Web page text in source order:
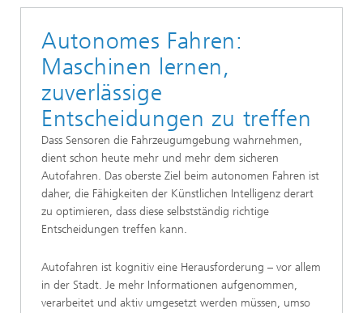
Autonomes Fahren:
Maschinen lernen,
zuverlässige
Entscheidungen zu treffen
Dass Sensoren die Fahrzeugumgebung wahrnehmen,
dient schon heute mehr und mehr dem sicheren
Autofahren. Das oberste Ziel beim autonomen Fahren ist
daher, die Fähigkeiten der Künstlichen Intelligenz derart
zu optimieren, dass diese selbstständig richtige
Entscheidungen treffen kann.
Autofahren ist kognitiv eine Herausforderung – vor allem
in der Stadt. Je mehr Informationen aufgenommen,
verarbeitet und aktiv umgesetzt werden müssen, umso